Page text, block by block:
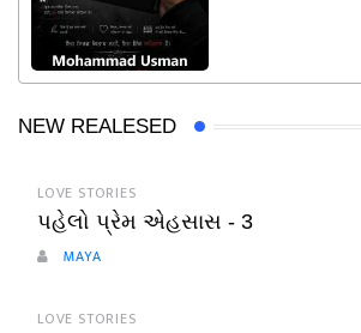
NEW REALESED
LOVE STORIES
પહેલો પ્રેમ એહસાસ - 3
MAYA
LOVE STORIES